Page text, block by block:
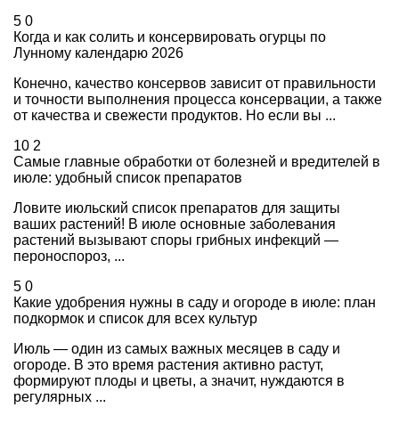
5 0
Когда и как солить и консервировать огурцы по
Лунному календарю 2026
Конечно, качество консервов зависит от правильности
и точности выполнения процесса консервации, а также
от качества и свежести продуктов. Но если вы ...
10 2
Самые главные обработки от болезней и вредителей в
июле: удобный список препаратов
Ловите июльский список препаратов для защиты
ваших растений! В июле основные заболевания
растений вызывают споры грибных инфекций —
пероноспороз, ...
5 0
Какие удобрения нужны в саду и огороде в июле: план
подкормок и список для всех культур
Июль — один из самых важных месяцев в саду и
огороде. В это время растения активно растут,
формируют плоды и цветы, а значит, нуждаются в
регулярных ...